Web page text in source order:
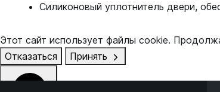
Силиконовый уплотнитель двери,
Этот сайт использует файлы cookie.
Отказаться
Принять